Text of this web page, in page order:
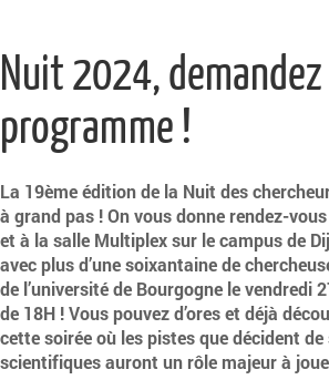
Nuit 2024,
programme !
La 19ème édition de la Nuit des
à grand pas ! On vous donne rendez-
et à la salle Multiplex sur le campus de
avec plus d’une soixantaine de
de l’université de Bourgogne le vendredi
de 18H ! Vous pouvez d’ores et déjà
cette soirée où les pistes que décident
scientifiques auront un rôle majeur à